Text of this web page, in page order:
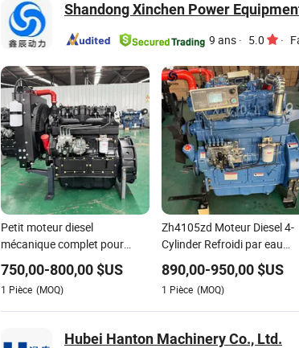
Shandong Xinchen Power
9 ans · 5.0 ·
Petit moteur diesel
mécanique complet pour
groupe électrogène diesel et
pompes d'irrigation
750,00-800,00 $US
1 Pièce (MOQ)
Zh4105zd Moteur Diesel 4-
Cylinder Refroidi par eau
56kw 1500rpm pour Groupe
électrogène Unité de
puissance industrielle
primaire
890,00-950,00$US
1 Pièce (MOQ)
Hubei Hanton Machinery Co., Ltd.